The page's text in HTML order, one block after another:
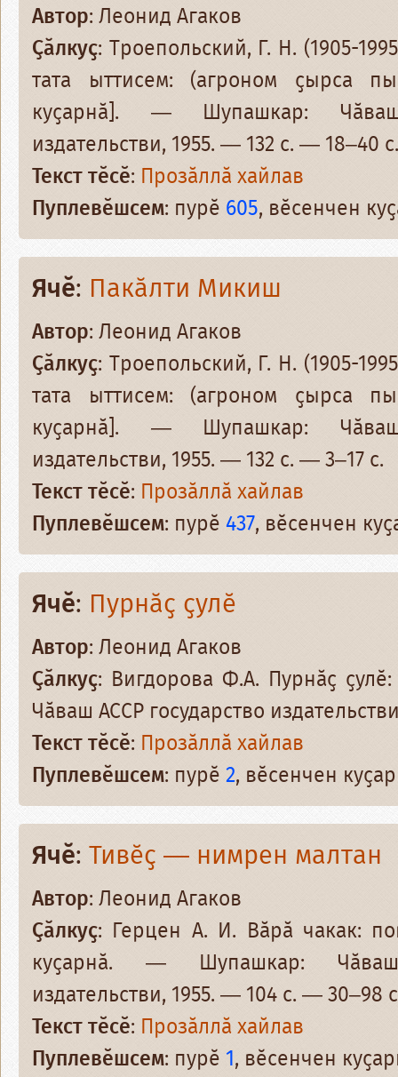
Автор: Леонид Агаков
Ҫӑлкуҫ: Троепольский, Г. Н. (1905-
тата ыттисем: (агроном ҫырса
куҫарнӑ]. — Шупашкар:
издательстви, 1955. — 132 с. — 18–40 с.
Текст тӗсӗ: Прозӑллӑ хайлав
Пуплевӗшсем: пурӗ 605, вӗсенчен
Ячӗ: Пакӑлти Микиш
Автор: Леонид Агаков
Ҫӑлкуҫ: Троепольский, Г. Н. (1905-
тата ыттисем: (агроном ҫырса
куҫарнӑ]. — Шупашкар:
издательстви, 1955. — 132 с. — 3–17 с.
Текст тӗсӗ: Прозӑллӑ хайлав
Пуплевӗшсем: пурӗ 437, вӗсенчен
Ячӗ: Пурнӑҫ ҫулӗ
Автор: Леонид Агаков
Ҫӑлкуҫ: Вигдорова Ф.А. Пурнӑҫ
Чӑваш АССР государство
Текст тӗсӗ: Прозӑллӑ хайлав
Пуплевӗшсем: пурӗ2, вӗсенчен
Ячӗ: Тивӗҫ — нимрен малтан
Автор: Леонид Агаков
Ҫӑлкуҫ: Герцен А. И. Вӑрӑ чакак:
куҫарнӑ. — Шупашкар: Чӑваш
издательстви, 1955. — 104 с. — 30–98
Текст тӗсӗ: Прозӑллӑ хайлав
Пуплевӗшсем: пурӗ 1, вӗсенчен